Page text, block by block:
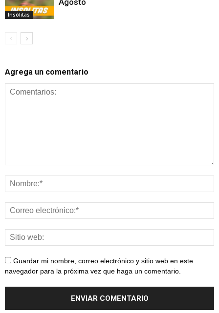
Insólitas
Agrega un comentario
Guardar mi nombre, correo electrónico y sitio web en este
navegador para la próxima vez que haga un comentario.